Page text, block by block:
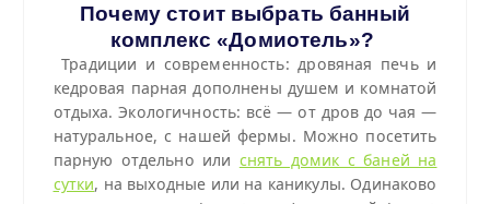
Почему стоит выбрать банный
комплекс «Домиотель»?
Традиции и современность: дровяная печь и
кедровая парная дополнены душем и комнатой
отдыха. Экологичность: всё — от дров до чая —
натуральное, с нашей фермы. Можно посетить
парную отдельно или снять домик с баней на
сутки, на выходные или на каникулы. Одинаково